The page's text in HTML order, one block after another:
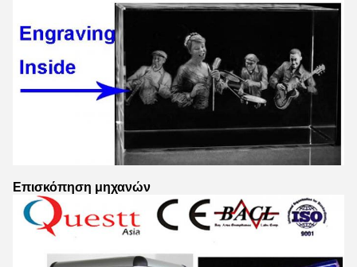
Επισκόπηση μηχανών